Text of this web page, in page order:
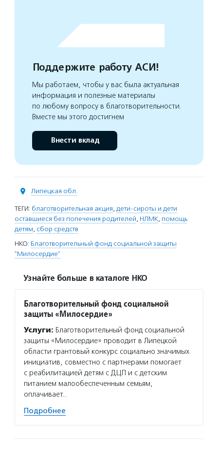
Поддержите работу АСИ!
Мы работаем, чтобы у вас была актуальная
информация и полезные материалы
по любому вопросу в благотворительности.
Вместе мы этого достигнем
Внести вклад
Липецкая обл.
ТЕГИ: благотворительная акция, дети-сироты и дети
оставшиеся без попечения родителей, НЛМК, помощь
детям, сбор средств
НКО: Благотворительный фонд социальной защиты
"Милосердие"
Узнайте больше в каталоге НКО
Благотворительный фонд социальной
защиты «Милосердие»
Услуги: Благотворительный фонд социальной
защиты «Милосердие» проводит в Липецкой
области грантовый конкурс социально значимых
инициатив, совместно с партнерами помогает
с реабилитацией детям с ДЦП и с детским
питанием малообеспеченным семьям,
оплачивает…
Подробнее